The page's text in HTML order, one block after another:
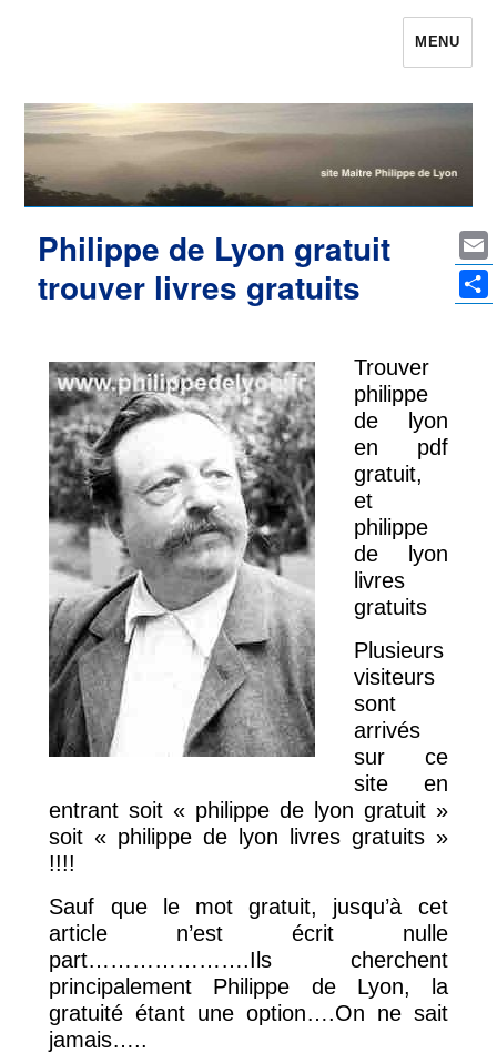
Maître Philippe de Lyon le site qui était
MENU
Philippe de Lyon gratuit
trouver livres gratuits
Trouver
philippe
de lyon
en pdf
gratuit,
et
philippe
de lyon
livres
gratuits
Plusieurs
visiteurs
sont
arrivés
sur ce
site en
entrant soit « philippe de lyon gratuit »
soit « philippe de lyon livres gratuits »
!!!!
Sauf que le mot gratuit, jusqu’à cet
article n’est écrit nulle
part………………….Ils cherchent
principalement Philippe de Lyon, la
gratuité étant une option….On ne sait
jamais…..